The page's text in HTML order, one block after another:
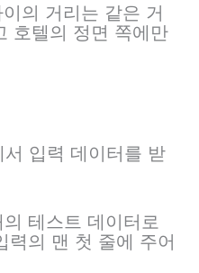
의 거리는 같은 거
호텔의 정면 쪽에만
입력 데이터를 받
테스트 데이터로
력의 맨 첫 줄에 주어